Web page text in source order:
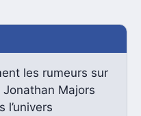
les rumeurs sur
Majors
l’univers